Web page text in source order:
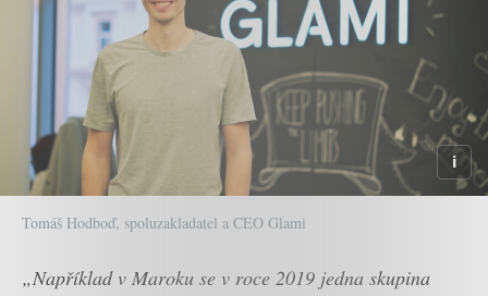
Tomáš Hodboď, spoluzakladatel a CEO Glami
„Například v Maroku se v roce 2019 jedna skupina